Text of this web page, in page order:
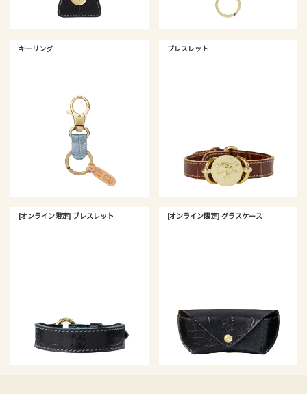
キーリング ブレスレット
[オンライン限定] ブレスレット [オンライン限定] グラスケース